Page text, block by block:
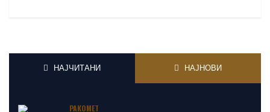
НАЈЧИТАНИ НАЈНОВИ
РАКОМЕТ